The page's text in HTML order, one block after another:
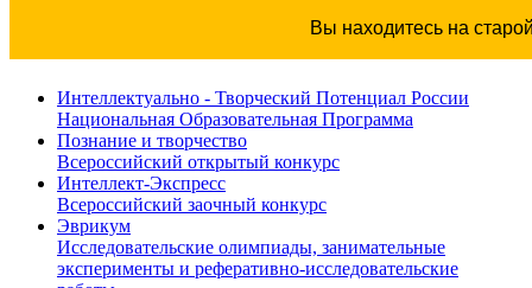
Вы находитесь на
Интеллектуально - Творческий Потенциал России
Национальная Образовательная Программа
Познание и творчество
Всероссийский открытый конкурс
Интеллект-Экспресс
Всероссийский заочный конкурс
Эврикум
Исследовательские олимпиады, занимательные
эксперименты и реферативно-исследовательские